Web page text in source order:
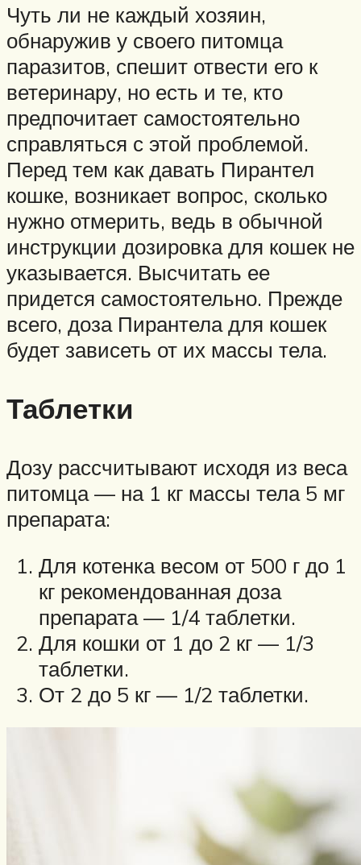
Чуть ли не каждый хозяин,
обнаружив у своего питомца
паразитов, спешит отвести его к
ветеринару, но есть и те, кто
предпочитает самостоятельно
справляться с этой проблемой.
Перед тем как давать Пирантел
кошке, возникает вопрос, сколько
нужно отмерить, ведь в обычной
инструкции дозировка для кошек не
указывается. Высчитать ее
придется самостоятельно. Прежде
всего, доза Пирантела для кошек
будет зависеть от их массы тела.
Таблетки
Дозу рассчитывают исходя из веса
питомца — на 1 кг массы тела 5 мг
препарата:
Для котенка весом от 500 г до 1
кг рекомендованная доза
препарата — 1/4 таблетки.
Для кошки от 1 до 2 кг — 1/3
таблетки.
От 2 до 5 кг — 1/2 таблетки.